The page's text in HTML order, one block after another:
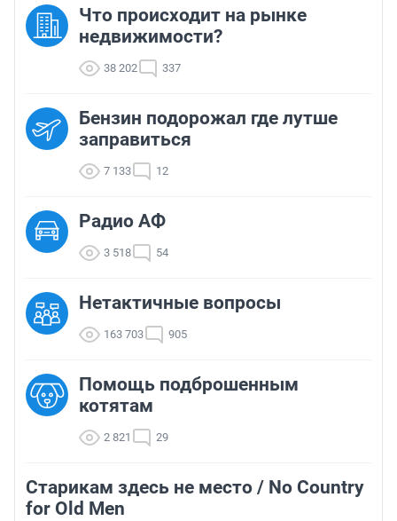
Что происходит на рынке
недвижимости?
38 202 337
Бензин подорожал где лутше
заправиться
7 133 12
Радио АФ
3 518 54
Нетактичные вопросы
163 703 905
Помощь подброшенным
котятам
2 821 29
Старикам здесь не место / No Country
for Old Men